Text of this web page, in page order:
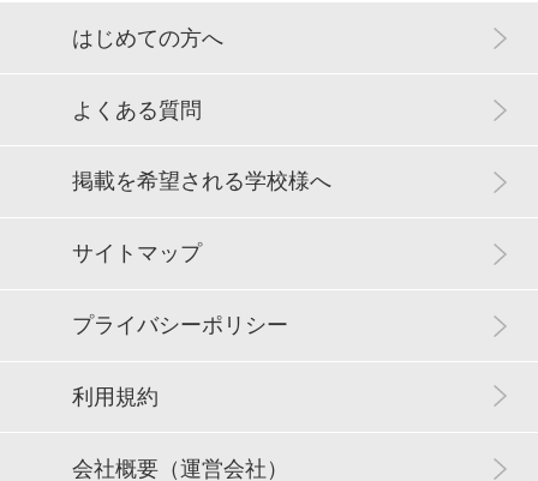
はじめての方へ
よくある質問
掲載を希望される学校様へ
サイトマップ
プライバシーポリシー
利用規約
会社概要（運営会社）